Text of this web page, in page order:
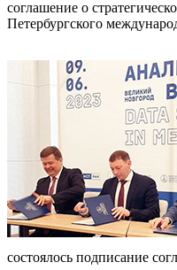
соглашение о
Петербургского
состоялось подписание